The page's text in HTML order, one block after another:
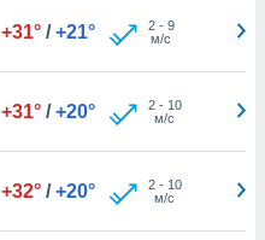
+31° / +21° 2- 9
м/с
+31° / +20° 2- 10
м/с
+32° / +20° 2- 10
м/с